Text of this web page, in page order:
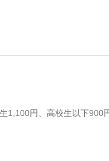
1,100円、高校生以下900